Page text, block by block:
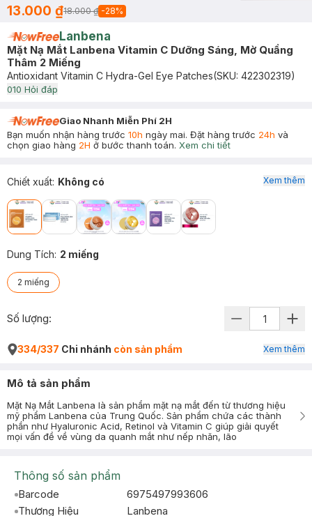
13.000 ₫18.000 ₫ -28%
Lanbena
Mặt Nạ Mắt Lanbena Vitamin C Dưỡng Sáng, Mờ Quầng
Thâm 2 Miếng
Antioxidant Vitamin C Hydra-Gel Eye Patches(SKU: 422302319)
010 Hỏi đáp
Giao Nhanh Miễn Phí 2H
Bạn muốn nhận hàng trước 10h ngày mai. Đặt hàng trước 24h và
chọn giao hàng 2H ở bước thanh toán. Xem chi tiết
Chiết xuất: Không có
Dung Tích: 2 miếng
2 miếng
Xem thêm
Số lượng:
334/337 Chi nhánh còn sản phẩm Xem thêm
Mô tả sản phẩm
Mặt Nạ Mắt Lanbena là sản phẩm mặt nạ mắt đến từ thương hiệu
mỹ phẩm Lanbena của Trung Quốc. Sản phẩm chứa các thành
phần như Hyaluronic Acid, Retinol và Vitamin C giúp giải quyết
mọi vấn đề về vùng da quanh mắt như nếp nhăn, lão
Thông số sản phẩm
Barcode
6975497993606
Thương Hiệu
Lanbena